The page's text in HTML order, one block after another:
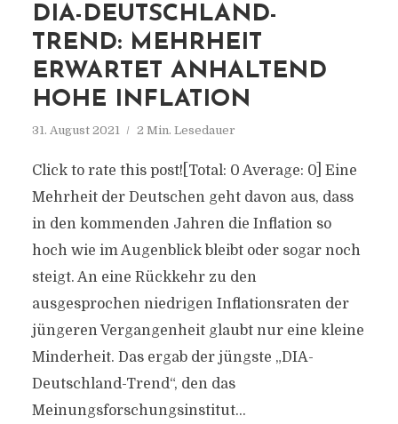
DIA-DEUTSCHLAND-
TREND: MEHRHEIT
ERWARTET ANHALTEND
HOHE INFLATION
31. August 2021 2 Min. Lesedauer
Click to rate this post![Total: 0 Average: 0] Eine
Mehrheit der Deutschen geht davon aus, dass
in den kommenden Jahren die Inflation so
hoch wie im Augenblick bleibt oder sogar noch
steigt. An eine Rückkehr zu den
ausgesprochen niedrigen Inflationsraten der
jüngeren Vergangenheit glaubt nur eine kleine
Minderheit. Das ergab der jüngste „DIA-
Deutschland-Trend“, den das
Meinungsforschungsinstitut...